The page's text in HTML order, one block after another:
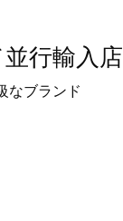
行輸入店
なブランド